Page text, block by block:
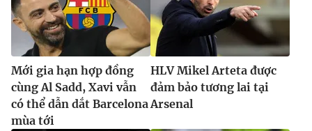
Mới gia hạn hợp đồng
cùng Al Sadd, Xavi vẫn
có thể dẫn dắt Barcelona
mùa tới
HLV Mikel Arteta được
đảm bảo tương lai tại
Arsenal